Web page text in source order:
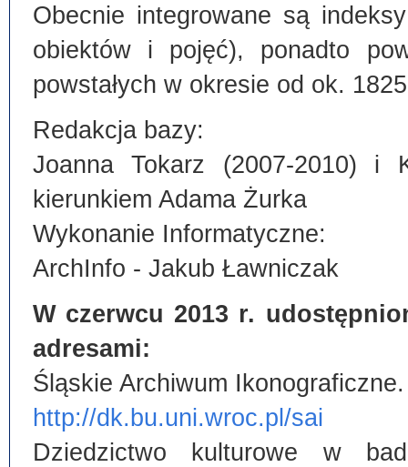
Obecnie integrowane są
obiektów i pojęć), ponadto
powstałych w okresie od ok.
Redakcja bazy:
Joanna Tokarz (2007-2010) i
kierunkiem Adama Żurka
Wykonanie Informatyczne:
ArchInfo - Jakub Ławniczak
W czerwcu 2013 r.
adresami:
Śląskie Archiwum Ikonograficzne.
http://dk.bu.uni.wroc.pl/sai
Dziedzictwo kulturowe w